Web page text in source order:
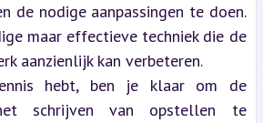
de nodige aanpassingen te doen.
maar effectieve techniek die de
aanzienlijk kan verbeteren.
hebt, ben je klaar om de
schrijven van opstellen te